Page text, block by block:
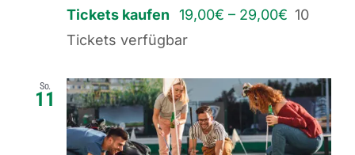
Tickets kaufen 19,00€ – 29,00€ 10
Tickets verfügbar
So.
11